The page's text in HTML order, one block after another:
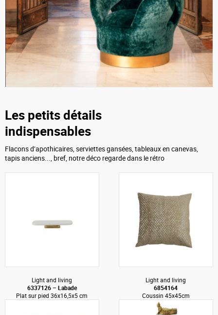
Les petits détails
indispensables
Flacons d’apothicaires, serviettes gansées, tableaux en canevas,
tapis anciens..., bref, notre déco regarde dans le rétro
Light and living
6337126 – Labade
Plat sur pied 36x16,5x5 cm
Light and living
6854164
Coussin 45x45cm